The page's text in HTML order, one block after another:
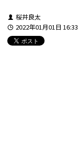
桜井良太
2022年01月01日 16:33